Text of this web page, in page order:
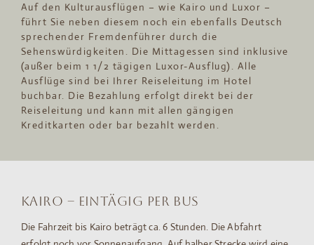
Auf den Kulturausflügen – wie Kairo und Luxor –
führt Sie neben diesem noch ein ebenfalls Deutsch
sprechender Fremdenführer durch die
Sehenswürdigkeiten. Die Mittagessen sind inklusive
(außer beim 1 1/2 tägigen Luxor-Ausflug). Alle
Ausflüge sind bei Ihrer Reiseleitung im Hotel
buchbar. Die Bezahlung erfolgt direkt bei der
Reiseleitung und kann mit allen gängigen
Kreditkarten oder bar bezahlt werden.
Kairo – eintägig per Bus
Die Fahrzeit bis Kairo beträgt ca. 6 Stunden. Die Abfahrt